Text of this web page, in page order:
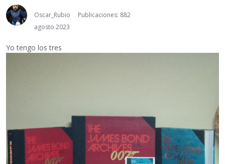
Oscar_Rubio
Publicaciones: 882
agosto 2023
Yo tengo los tres